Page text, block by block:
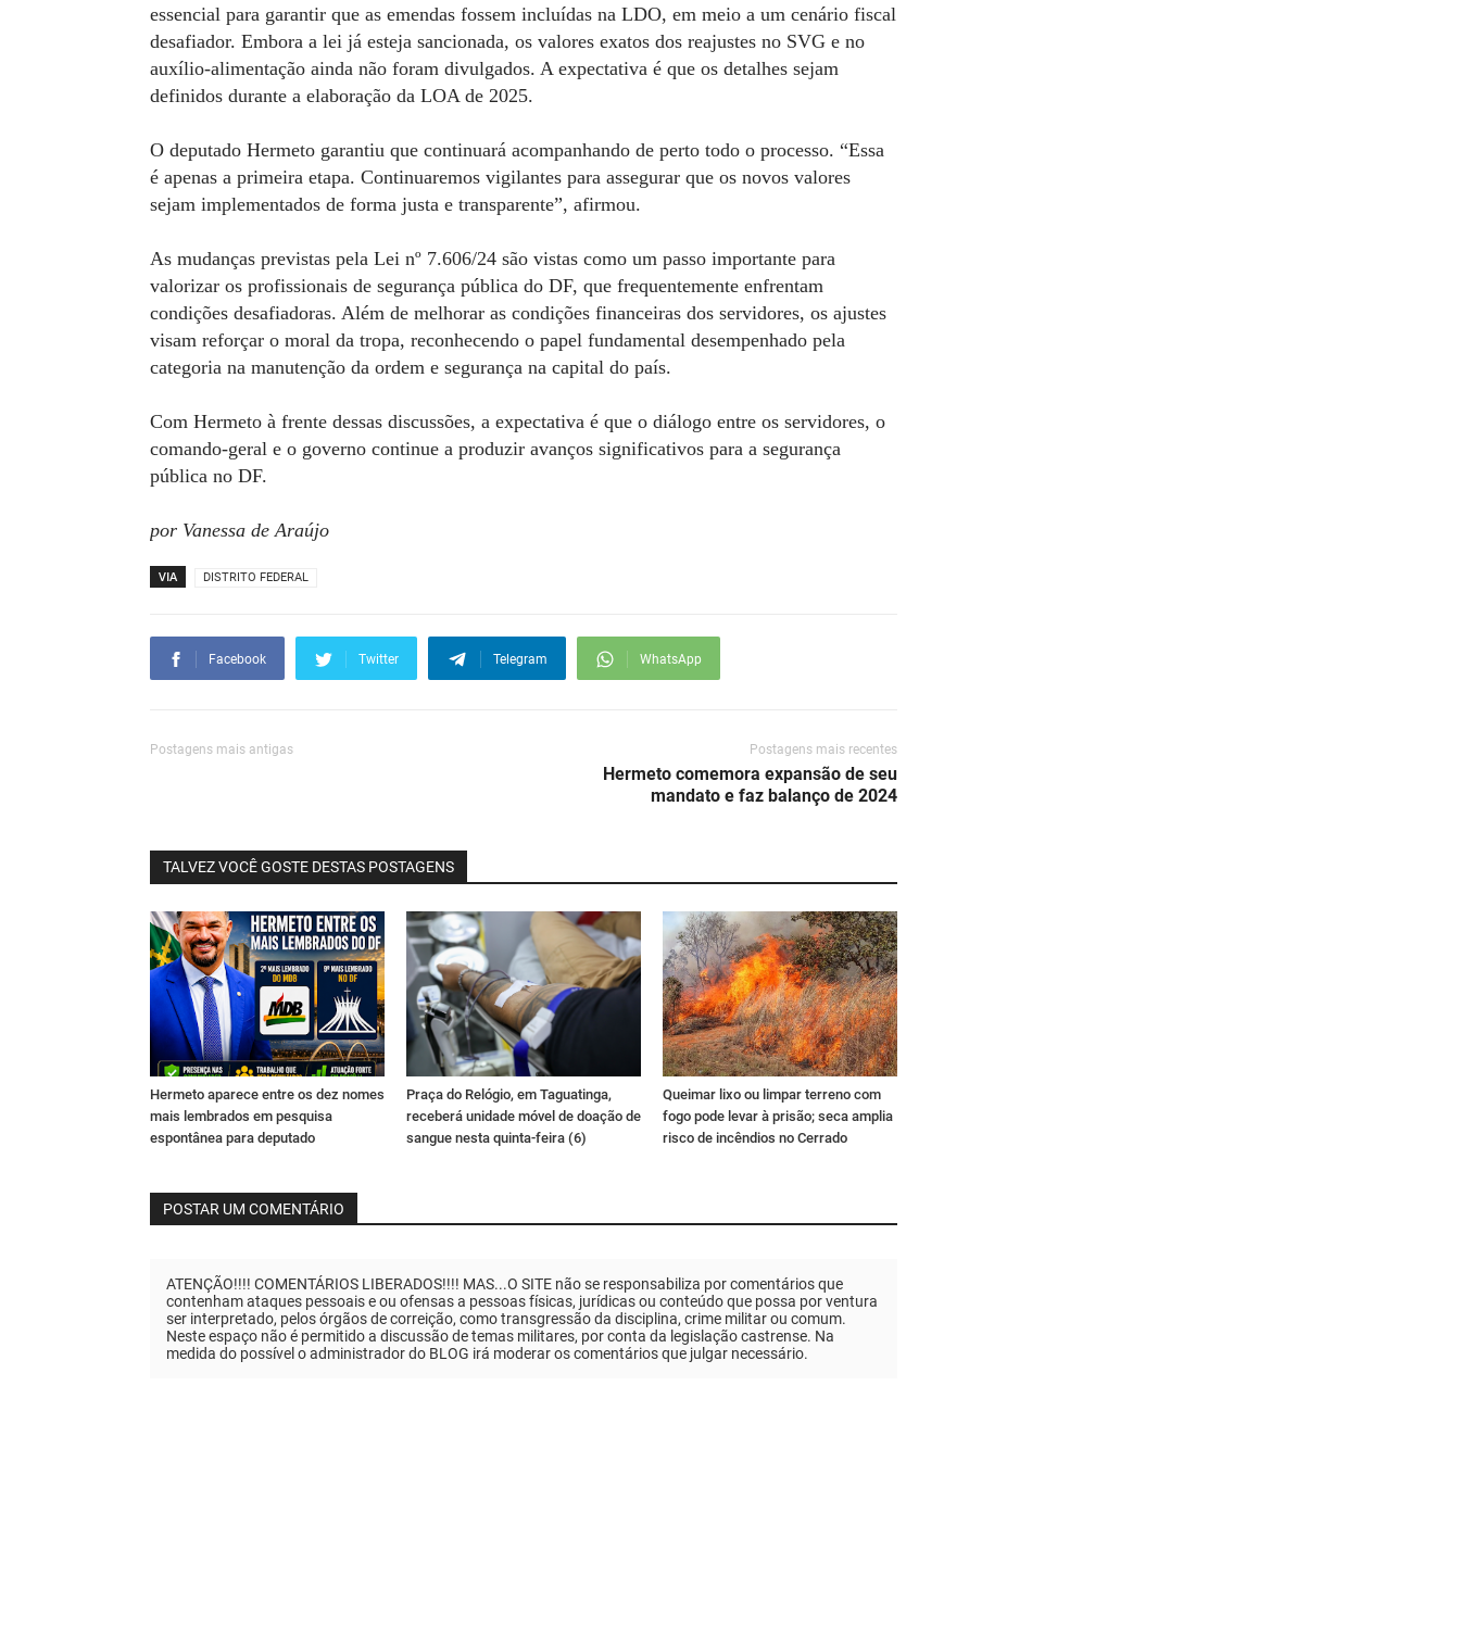
essencial para garantir que as emendas fossem incluídas na LDO, em meio a um cenário fiscal
desafiador. Embora a lei já esteja sancionada, os valores exatos dos reajustes no SVG e no
auxílio-alimentação ainda não foram divulgados. A expectativa é que os detalhes sejam
definidos durante a elaboração da LOA de 2025.
O deputado Hermeto garantiu que continuará acompanhando de perto todo o processo. “Essa
é apenas a primeira etapa. Continuaremos vigilantes para assegurar que os novos valores
sejam implementados de forma justa e transparente”, afirmou.
As mudanças previstas pela Lei nº 7.606/24 são vistas como um passo importante para
valorizar os profissionais de segurança pública do DF, que frequentemente enfrentam
condições desafiadoras. Além de melhorar as condições financeiras dos servidores, os ajustes
visam reforçar o moral da tropa, reconhecendo o papel fundamental desempenhado pela
categoria na manutenção da ordem e segurança na capital do país.
Com Hermeto à frente dessas discussões, a expectativa é que o diálogo entre os servidores, o
comando-geral e o governo continue a produzir avanços significativos para a segurança
pública no DF.
por Vanessa de Araújo
VIA DISTRITO FEDERAL
Facebook Twitter Telegram WhatsApp
Postagens mais antigas Postagens mais recentes
Hermeto comemora expansão de seu
mandato e faz balanço de 2024
TALVEZ VOCÊ GOSTE DESTAS POSTAGENS
Hermeto aparece entre os dez nomes
mais lembrados em pesquisa
espontânea para deputado
Praça do Relógio, em Taguatinga,
receberá unidade móvel de doação de
sangue nesta quinta-feira (6)
Queimar lixo ou limpar terreno com
fogo pode levar à prisão; seca amplia
risco de incêndios no Cerrado
POSTAR UM COMENTÁRIO
ATENÇÃO!!!! COMENTÁRIOS LIBERADOS!!!! MAS...O SITE não se responsabiliza por comentários que
contenham ataques pessoais e ou ofensas a pessoas físicas, jurídicas ou conteúdo que possa por ventura
ser interpretado, pelos órgãos de correição, como transgressão da disciplina, crime militar ou comum.
Neste espaço não é permitido a discussão de temas militares, por conta da legislação castrense. Na
medida do possível o administrador do BLOG irá moderar os comentários que julgar necessário.